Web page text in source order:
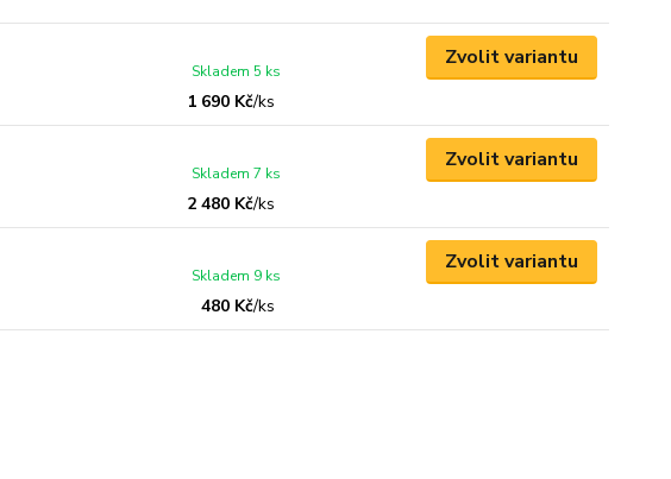
1 690 Kč/ks
Skladem 5 ks
Zvolit variantu
2 480 Kč/ks
Skladem 7 ks
Zvolit variantu
480 Kč/ks
Skladem 9 ks
Zvolit variantu